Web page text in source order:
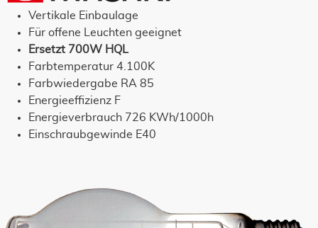
Vertikale Einbaulage
Für offene Leuchten geeignet
Ersetzt 700W HQL
Farbtemperatur 4.100K
Farbwiedergabe RA 85
Energieeffizienz F
Energieverbrauch 726 KWh/1000h
Einschraubgewinde E40